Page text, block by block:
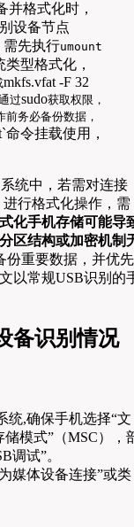
并格式化时，
设备节点
需先执行umount
型格式化，
mkfs.vfat -F 32
过sudo获取权限，
务必备份数据，
命令挂载使用，
系统中，若需对连接
行格式化操作，需
化手机存储可能导
区结构或加密机制
份重要数据，并优先
以常规USB识别的
备识别情况
统,确保手机选择“文
模式”（MSC），
调试”。
媒体设备连接”或类